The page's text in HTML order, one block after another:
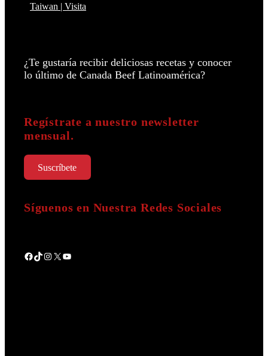
Taiwan | Visita
¿Te gustaría recibir deliciosas recetas y conocer
lo último de Canada Beef Latinoamérica?
Regístrate a nuestro newsletter
mensual.
Suscríbete
Síguenos en Nuestra Redes Sociales
Facebook
TikTok
Instagram
X YouTube